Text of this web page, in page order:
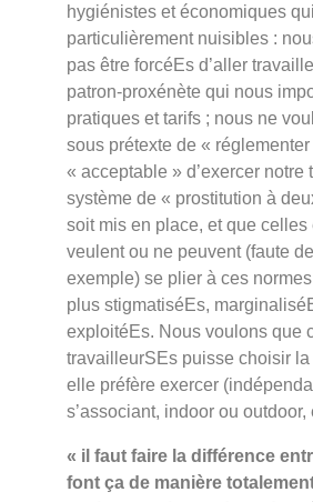
hygiénistes et économiques
particulièrement nuisibles :
pas être forcéEs d’aller
patron-proxénète qui nous
pratiques et tarifs ; nous ne
sous prétexte de «
« acceptable » d’exercer notre
système de « prostitution à
soit mis en place, et que celles
veulent ou ne peuvent (faute
exemple) se plier à ces
plus stigmatiséEs,
exploitéEs. Nous voulons que
travailleurSEs puisse choisir
elle préfère exercer
s’associant, indoor ou outdoor,
« il faut faire la différence
font ça de manière